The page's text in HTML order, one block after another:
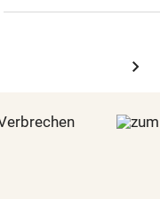
chevron_right